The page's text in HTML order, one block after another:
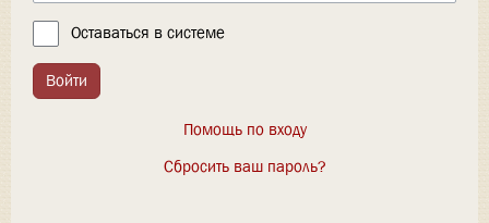
Оставаться в системе
Войти
Помощь по входу
Сбросить ваш пароль?